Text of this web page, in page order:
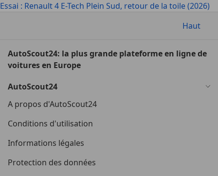
Essai : Renault 4 E-Tech Plein Sud, retour de la toile (2026)
Haut
AutoScout24: la plus grande plateforme en ligne de
voitures en Europe
AutoScout24
A propos d'AutoScout24
Conditions d'utilisation
Informations légales
Protection des données